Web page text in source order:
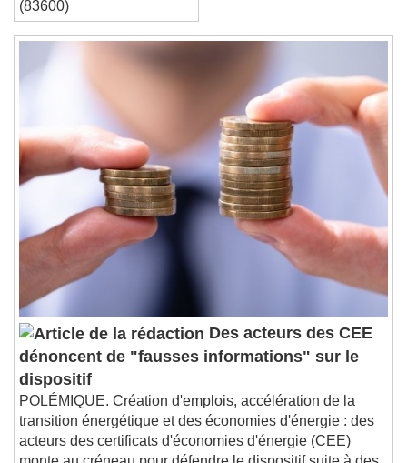
(83600)
Des acteurs des CEE
dénoncent de "fausses informations" sur le
dispositif
POLÉMIQUE. Création d'emplois, accélération de la
transition énergétique et des économies d'énergie : des
acteurs des certificats d'économies d'énergie (CEE)